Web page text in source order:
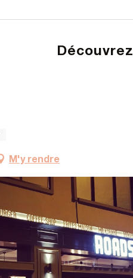
Découvrez
M'y rendre